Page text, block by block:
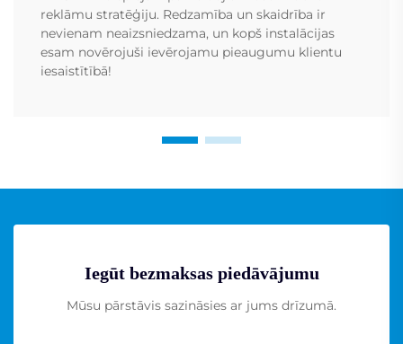
reklāmu stratēģiju. Redzamība un skaidrība ir
nevienam neaizsniedzama, un kopš instalācijas
esam novērojuši ievērojamu pieaugumu klientu
iesaistītībā!
Iegūt bezmaksas piedāvājumu
Mūsu pārstāvis sazināsies ar jums drīzumā.